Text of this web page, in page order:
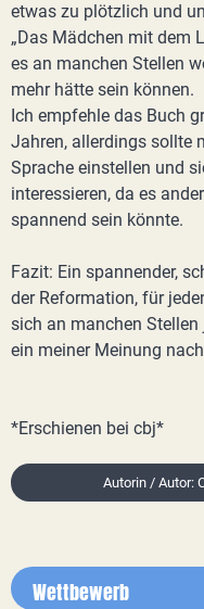
etwas zu plötzlich und
„Das Mädchen mit dem
es an manchen Stellen
mehr hätte sein können.
Ich empfehle das Buch
Jahren, allerdings sollte
Sprache einstellen und
interessieren, da es
spannend sein könnte.
Fazit: Ein spannender,
der Reformation, für
sich an manchen
ein meiner Meinung
*Erschienen bei cbj*
Autorin / Autor:
Wettbewerb